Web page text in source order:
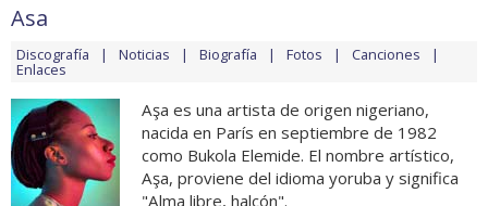
Asa
Discografía Noticias Biografía Fotos Canciones
Enlaces
Aşa es una artista de origen nigeriano,
nacida en París en septiembre de 1982
como Bukola Elemide. El nombre artístico,
Aşa, proviene del idioma yoruba y significa
"Alma libre, halcón".